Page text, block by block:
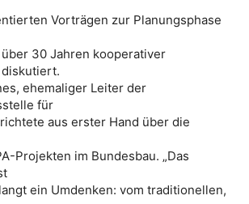
Vorträgen zur Planungsphase
30 Jahren kooperativer
ehemaliger Leiter der
für
aus erster Hand über die
Projekten im Bundesbau. „Das
ein Umdenken: vom traditionellen,